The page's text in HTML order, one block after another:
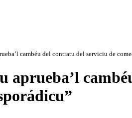
cambéu del contratu del serviciu de
aprueba’l